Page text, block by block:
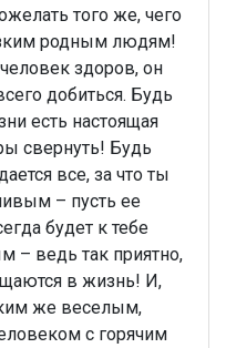
того же, чего
родным людям!
здоров, он
добиться. Будь
есть настоящая
свернуть! Будь
все, за что ты
– пусть ее
будет к тебе
– ведь так приятно,
в жизнь! И,
же веселым,
с горячим